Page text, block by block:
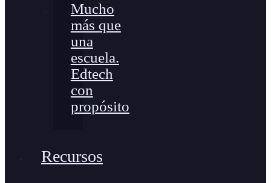
Mucho
más que
una
escuela.
Edtech
con
propósito
Recursos